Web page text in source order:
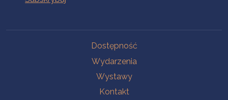
Dostępność
Wydarzenia
Wystawy
Kontakt